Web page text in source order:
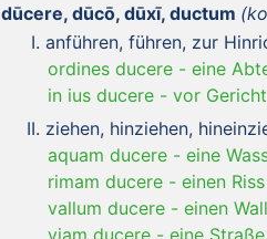
dūcere, dūcō, dūxī, ductum
anführen, führen, zur
ordines ducere - eine
in ius ducere - vor
ziehen, hinziehen,
aquam ducere - eine
rimam ducere - einen
vallum ducere - einen
viam ducere - eine